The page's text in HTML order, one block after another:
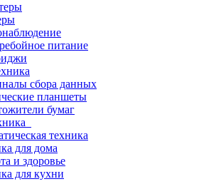
питание
сбора данных
планшеты
бумаг
техника
для дома
и здоровье
для кухни